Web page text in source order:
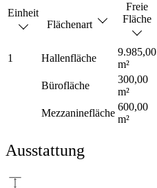
Einheit
Flächenart
Freie
Fläche
1 Hallenfläche
9.985,00
m²
Bürofläche
300,00
m²
Mezzaninefläche
600,00
m²
Ausstattung